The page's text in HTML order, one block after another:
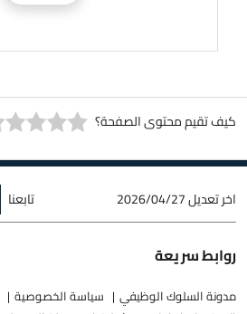
كيف تقيم محتوى الصفحة؟
اخر تعديل2026/04/27 تابعنا
روابط سريعة
مدونة السلوك الوظيفي سياسة الخصوصية